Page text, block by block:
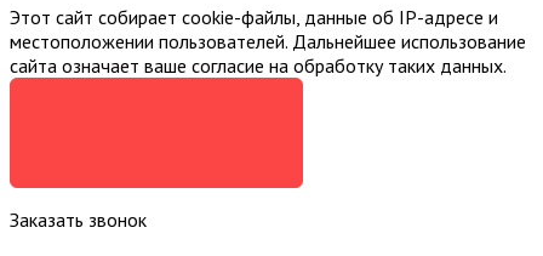
Этот сайт собирает cookie-файлы, данные об IP-адресе и
местоположении пользователей. Дальнейшее использование
сайта означает ваше согласие на обработку таких данных.
Заказать звонок